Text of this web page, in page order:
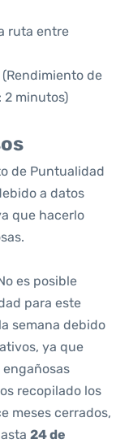
ruta entre
(Rendimiento de
2 minutos)
de Puntualidad
a datos
que hacerlo
es posible
para este
semana debido
ya que
recopilado los
meses cerrados,
24 de